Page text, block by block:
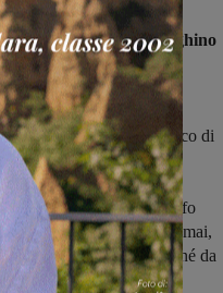
– che i lavoratori paghino
a compimento la
di Figline, a partire
all’azienda di ritirare la
dello Sviluppo Economico di
senza andare per
gli Ammortizzatori
libera e non sotto schiaffo
anni ad oggi non ci è mai,
di reindustrializzazione né da